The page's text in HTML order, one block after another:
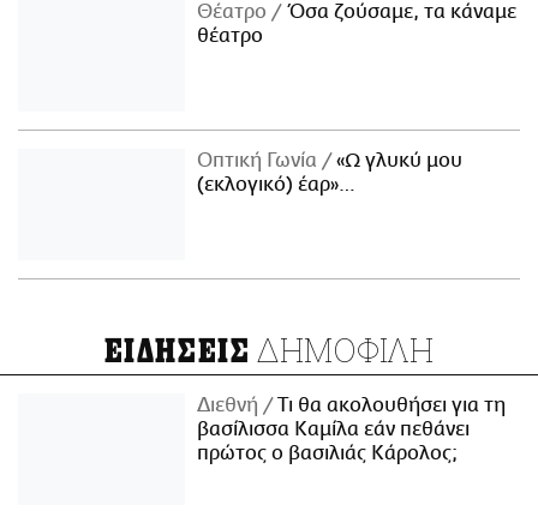
Θέατρο
Όσα ζούσαμε, τα κάναμε
θέατρο
Οπτική Γωνία
«Ω γλυκύ μου
(εκλογικό) έαρ»…
ΕΙΔΗΣΕΙΣ ΔΗΜΟΦΙΛΗ
Διεθνή
Τι θα ακολουθήσει για τη
βασίλισσα Καμίλα εάν πεθάνει
πρώτος ο βασιλιάς Κάρολος;